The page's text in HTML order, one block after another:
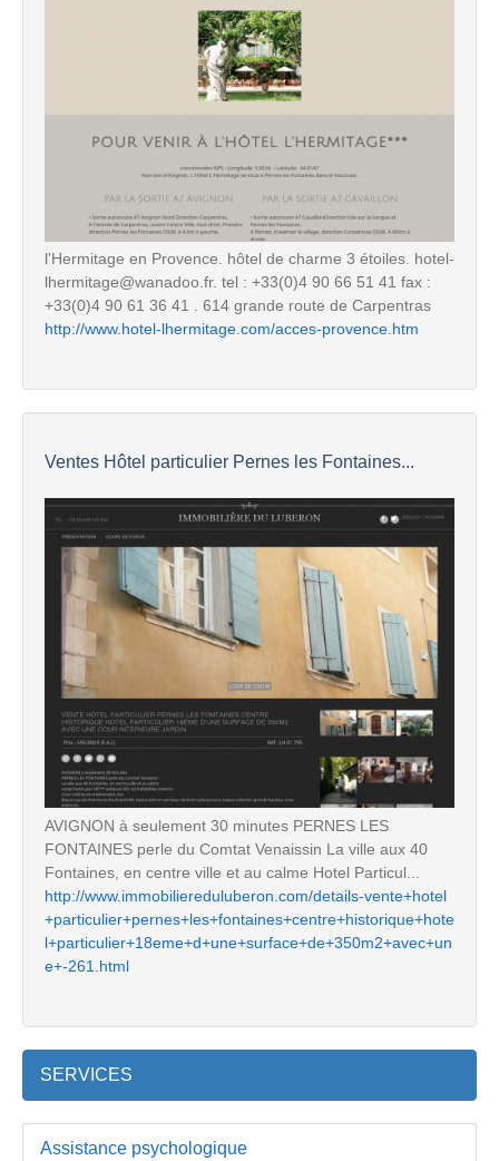
l'Hermitage en Provence. hôtel de charme 3 étoiles. hotel-
lhermitage@wanadoo.fr. tel : +33(0)4 90 66 51 41 fax :
+33(0)4 90 61 36 41 . 614 grande route de Carpentras
http://www.hotel-lhermitage.com/acces-provence.htm
Ventes Hôtel particulier Pernes les Fontaines...
AVIGNON à seulement 30 minutes PERNES LES
FONTAINES perle du Comtat Venaissin La ville aux 40
Fontaines, en centre ville et au calme Hotel Particul...
http://www.immobiliereduluberon.com/details-vente+hotel
+particulier+pernes+les+fontaines+centre+historique+hote
l+particulier+18eme+d+une+surface+de+350m2+avec+un
e+-261.html
SERVICES
Assistance psychologique